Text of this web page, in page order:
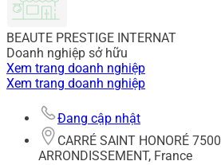
BEAUTE PRESTIGE INTERNAT
Doanh nghiệp sở hữu
Xem trang doanh nghiệp
Xem trang doanh nghiệp
Đang cập nhật
CARRÉ SAINT HONORÉ
ARRONDISSEMENT, France